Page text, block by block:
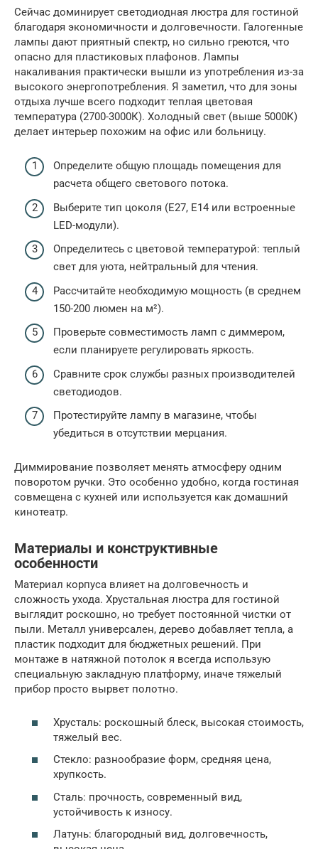
Сейчас доминирует светодиодная люстра для гостиной
благодаря экономичности и долговечности. Галогенные
лампы дают приятный спектр, но сильно греются, что
опасно для пластиковых плафонов. Лампы
накаливания практически вышли из употребления из-за
высокого энергопотребления. Я заметил, что для зоны
отдыха лучше всего подходит теплая цветовая
температура (2700-3000К). Холодный свет (выше 5000К)
делает интерьер похожим на офис или больницу.
Определите общую площадь помещения для
расчета общего светового потока.
Выберите тип цоколя (E27, E14 или встроенные
LED-модули).
Определитесь с цветовой температурой: теплый
свет для уюта, нейтральный для чтения.
Рассчитайте необходимую мощность (в среднем
150-200 люмен на м²).
Проверьте совместимость ламп с диммером,
если планируете регулировать яркость.
Сравните срок службы разных производителей
светодиодов.
Протестируйте лампу в магазине, чтобы
убедиться в отсутствии мерцания.
Диммирование позволяет менять атмосферу одним
поворотом ручки. Это особенно удобно, когда гостиная
совмещена с кухней или используется как домашний
кинотеатр.
Материалы и конструктивные
особенности
Материал корпуса влияет на долговечность и
сложность ухода. Хрустальная люстра для гостиной
выглядит роскошно, но требует постоянной чистки от
пыли. Металл универсален, дерево добавляет тепла, а
пластик подходит для бюджетных решений. При
монтаже в натяжной потолок я всегда использую
специальную закладную платформу, иначе тяжелый
прибор просто вырвет полотно.
Хрусталь: роскошный блеск, высокая стоимость,
тяжелый вес.
Стекло: разнообразие форм, средняя цена,
хрупкость.
Сталь: прочность, современный вид,
устойчивость к износу.
Латунь: благородный вид, долговечность,